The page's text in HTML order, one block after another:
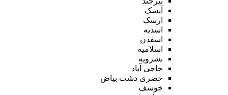
آیسک
ارسک
اسدیه
اسفدن
اسلامیه
بشرویه
حاجی آباد
خضری دشت بیاض
خوسف